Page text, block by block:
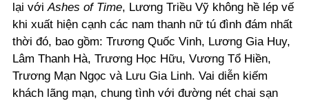
lại vớiAshes of Time, Lương Triều Vỹ không hề lép vế
khi xuất hiện cạnh các nam thanh nữ tú đình đám nhất
thời đó, bao gồm: Trương Quốc Vinh, Lương Gia Huy,
Lâm Thanh Hà, Trương Học Hữu, Vương Tổ Hiền,
Trương Mạn Ngọc và Lưu Gia Linh. Vai diễn kiếm
khách lãng mạn, chung tình với đường nét chai sạn